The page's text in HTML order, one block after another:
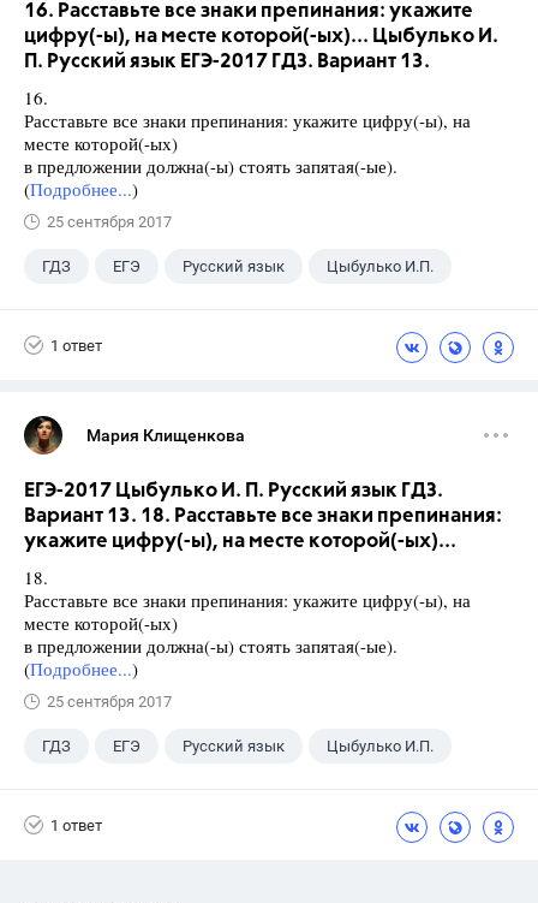
16. Расставьте все знаки препинания: укажите
цифру(-ы), на месте которой(-ых)... Цыбулько И.
П. Русский язык ЕГЭ-2017 ГДЗ. Вариант 13.
16.
Расставьте все знаки препинания: укажите цифру(-ы), на
месте которой(-ых)
в предложении должна(-ы) стоять запятая(-ые).
(Подробнее...)
25 сентября 2017
ГДЗ ЕГЭ Русский язык Цыбулько И.П.
1 ответ
Мария Клищенкова
ЕГЭ-2017 Цыбулько И. П. Русский язык ГДЗ.
Вариант 13. 18. Расставьте все знаки препинания:
укажите цифру(-ы), на месте которой(-ых)...
18.
Расставьте все знаки препинания: укажите цифру(-ы), на
месте которой(-ых)
в предложении должна(-ы) стоять запятая(-ые).
(Подробнее...)
25 сентября 2017
ГДЗ ЕГЭ Русский язык Цыбулько И.П.
1 ответ